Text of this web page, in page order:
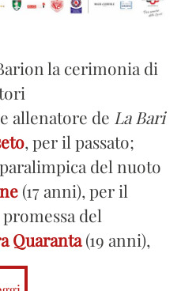
la cerimonia di
allenatore de La Bari
, per il passato;
del nuoto
(17 anni), per il
del
Quaranta(19 anni),
De Giorgi